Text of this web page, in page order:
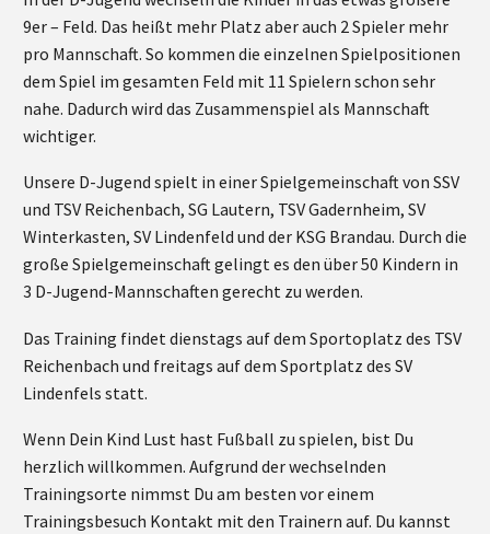
9er – Feld. Das heißt mehr Platz aber auch 2 Spieler mehr
pro Mannschaft. So kommen die einzelnen Spielpositionen
dem Spiel im gesamten Feld mit 11 Spielern schon sehr
nahe. Dadurch wird das Zusammenspiel als Mannschaft
wichtiger.
Unsere D-Jugend spielt in einer Spielgemeinschaft von SSV
und TSV Reichenbach, SG Lautern, TSV Gadernheim, SV
Winterkasten, SV Lindenfeld und der KSG Brandau. Durch die
große Spielgemeinschaft gelingt es den über 50 Kindern in
3 D-Jugend-Mannschaften gerecht zu werden.
Das Training findet dienstags auf dem Sportoplatz des TSV
Reichenbach und freitags auf dem Sportplatz des SV
Lindenfels statt.
Wenn Dein Kind Lust hast Fußball zu spielen, bist Du
herzlich willkommen. Aufgrund der wechselnden
Trainingsorte nimmst Du am besten vor einem
Trainingsbesuch Kontakt mit den Trainern auf. Du kannst